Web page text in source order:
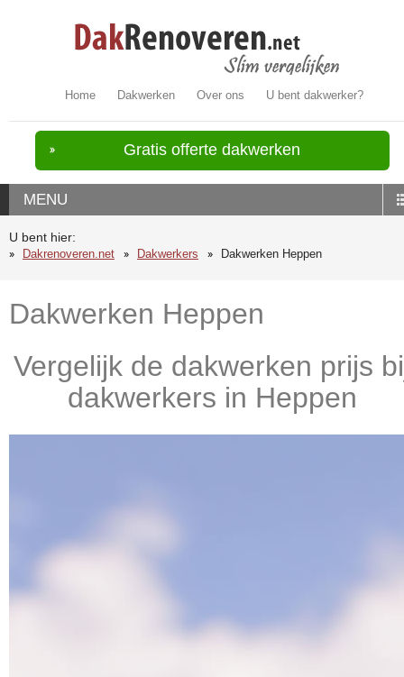
Home Dakwerken Over ons U bent dakwerker?
Gratis offerte dakwerken
MENU
U bent hier:
Dakrenoveren.net
Dakwerkers Dakwerken Heppen
Dakwerken Heppen
Vergelijk de dakwerken prijs
dakwerkers in Heppen